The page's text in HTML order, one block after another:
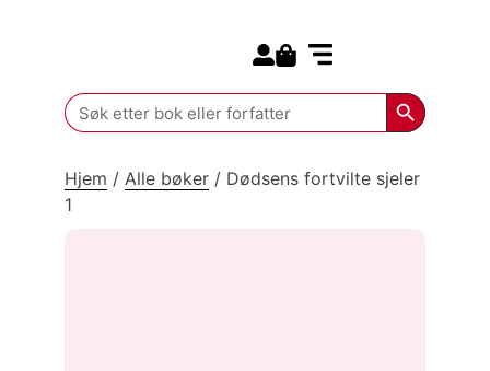
Search
for:
Search
Hjem / Alle bøker / Dødsens fortvilte sjeler
1